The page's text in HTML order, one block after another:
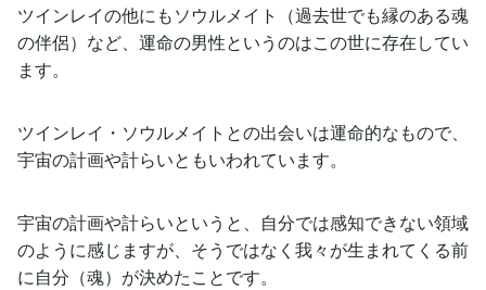
ツインレイの他にもソウルメイト（過去世でも縁のある魂
の伴侶）など、運命の男性というのはこの世に存在してい
ます。
ツインレイ・ソウルメイトとの出会いは運命的なもので、
宇宙の計画や計らいともいわれています。
宇宙の計画や計らいというと、自分では感知できない領域
のように感じますが、そうではなく我々が生まれてくる前
に自分（魂）が決めたことです。